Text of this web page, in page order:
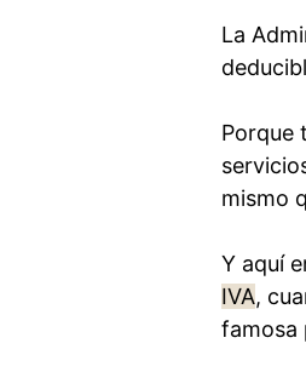
La
Porque
mismo
Y aquí
IVA,
famosa